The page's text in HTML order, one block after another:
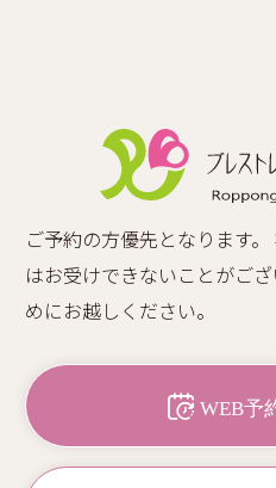
ご予約の方優先となります
はお受けできないことがご
めにお越しください。
WEB予